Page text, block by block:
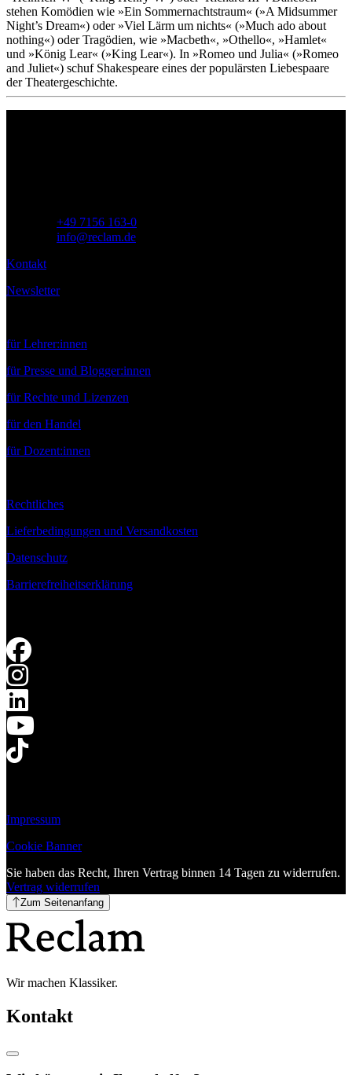
stehen Komödien wie »Ein Sommernachtstraum« (»A Midsummer
Night’s Dream«) oder »Viel Lärm um nichts« (»Much ado about
nothing«) oder Tragödien, wie »Macbeth«, »Othello«, »Hamlet«
und »König Lear« (»King Lear«). In »Romeo und Julia« (»Romeo
and Juliet«) schuf Shakespeare eines der populärsten Liebespaare
der Theatergeschichte.
+49 7156 163-0
info@reclam.de
Kontakt
Newsletter
für Lehrer:innen
für Presse und Blogger:innen
für Rechte und Lizenzen
für den Handel
für Dozent:innen
Rechtliches
Lieferbedingungen und Versandkosten
Datenschutz
Barrierefreiheitserklärung
Impressum
Cookie Banner
Sie haben das Recht, Ihren Vertrag binnen 14 Tagen zu widerrufen.
Vertrag widerrufen
Zum Seitenanfang
Wir machen Klassiker.
Kontakt